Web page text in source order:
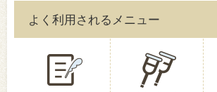
よく利用されるメニュー